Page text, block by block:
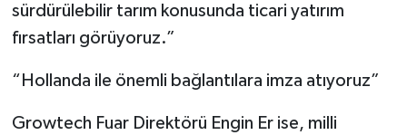
sürdürülebilir tarım konusunda ticari yatırım
fırsatları görüyoruz.”
“Hollanda ile önemli bağlantılara imza atıyoruz”
Growtech Fuar Direktörü Engin Er ise, milli